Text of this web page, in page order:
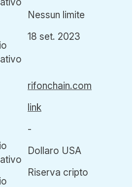
Nessun limite
18 set. 2023
rifonchain.com
link
-
Dollaro USA
Riserva cripto